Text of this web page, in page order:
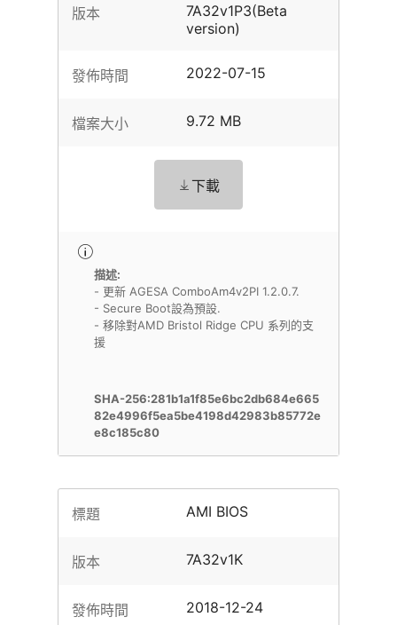
版本
7A32v1P3(Beta
version)
發佈時間 2022-07-15
檔案大小 9.72 MB
下載
描述:
- 更新 AGESA ComboAm4v2PI 1.2.0.7.
- Secure Boot設為預設.
- 移除對AMD Bristol Ridge CPU 系列的支
援
SHA-256:281b1a1f85e6bc2db684e665
82e4996f5ea5be4198d42983b85772e
e8c185c80
標題 AMI BIOS
版本 7A32v1K
發佈時間 2018-12-24